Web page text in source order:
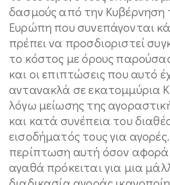
δασμούς από την
Ευρώπη που συνεπάγονται
πρέπει να προσδιοριστεί
το κόστος με όρους
και οι επιπτώσεις που αυτό
αντανακλά σε εκατομμύρια
λόγω μείωσης της
και κατά συνέπεια του
εισοδήματός τους για
περίπτωση αυτή όσον
αγαθά πρόκειται για μια